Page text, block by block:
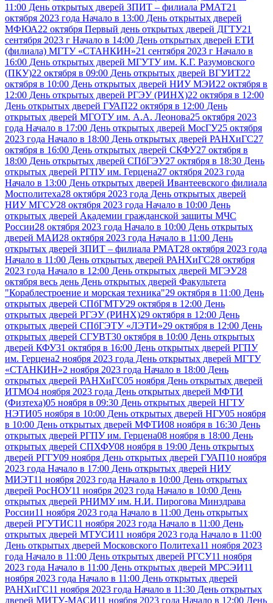
11:00 День открытых дверей ЗПИТ – филиала РМАТ21
октября 2023 года Начало в 13:00 День открытых дверей
МФЮА22 октября Первый день открытых дверей ДГТУ21
сентября 2023 г Начало в 14:00 День открытых дверей ЕТИ
(филиала) МГТУ «СТАНКИН»21 сентября 2023 г Начало в
16:00 День открытых дверей МГУТУ им. К.Г. Разумовского
(ПКУ)22 октября в 09:00 День открытых дверей ВГУИТ22
октября в 10:00 День открытых дверей НИУ МЭИ22 октября в
12:00 День открытых дверей РГЭУ (РИНХ)22 октября в 12:00
День открытых дверей ГУАП22 октября в 12:00 День
открытых дверей МГОТУ им. А.А. Леонова25 октября 2023
года Начало в 17:00 День открытых дверей МосГУ25 октября
2023 года Начало в 18:00 День открытых дверей РАНХиГС27
октября в 16:00 День открытых дверей СКФУ27 октября в
18:00 День открытых дверей СПбГЭУ27 октября в 18:30 День
открытых дверей РГПУ им. Герцена27 октября 2023 года
Начало в 13:00 День открытых дверей Ивантеевского филиала
Мосполитеха28 октября 2023 года День открытых дверей
НИУ МГСУ28 октября 2023 года Начало в 10:00 День
открытых дверей Академии гражданской защиты МЧС
России28 октября 2023 года Начало в 10:00 День открытых
дверей МАИ28 октября 2023 года Начало в 11:00 День
открытых дверей ЗПИТ – филиала РМАТ28 октября 2023 года
Начало в 11:00 День открытых дверей РАНХиГС28 октября
2023 года Начало в 12:00 День открытых дверей МГЭУ28
октября весь день День открытых дверей Факультета
"Кораблестроение и морская техника"29 октября в 11:00 День
открытых дверей СПбГМТУ29 октября в 12:00 День
открытых дверей РГЭУ (РИНХ)29 октября в 12:00 День
открытых дверей СПбГЭТУ «ЛЭТИ»29 октября в 12:00 День
открытых дверей СГУВТ30 октября в 10:00 День открытых
дверей КФУ31 октября в 16:00 День открытых дверей РГПУ
им. Герцена2 ноября 2023 года День открытых дверей МГТУ
«СТАНКИН»2 ноября 2023 года Начало в 18:00 День
открытых дверей РАНХиГС05 ноября День открытых дверей
ИТМО4 ноября 2023 года День открытых дверей МФТИ
(Физтеха)05 ноября в 09:30 День открытых дверей НГТУ
НЭТИ05 ноября в 10:00 День открытых дверей НГУ05 ноября
в 10:00 День открытых дверей МФТИ08 ноября в 16:30 День
открытых дверей РГПУ им. Герцена08 ноября в 18:00 День
открытых дверей СПХФУ08 ноября в 19:00 День открытых
дверей РГГУ09 ноября День открытых дверей ГУАП10 ноября
2023 года Начало в 17:00 День открытых дверей НИУ
МИЭТ11 ноября 2023 года Начало в 10:00 День открытых
дверей РосНОУ11 ноября 2023 года Начало в 10:00 День
открытых дверей РНИМУ им. Н.И. Пирогова Минздрава
России11 ноября 2023 года Начало в 11:00 День открытых
дверей РГУТИС11 ноября 2023 года Начало в 11:00 День
открытых дверей МТУСИ11 ноября 2023 года Начало в 11:00
День открытых дверей Московского Политеха11 ноября 2023
года Начало в 11:00 День открытых дверей РГСУ11 ноября
2023 года Начало в 11:00 День открытых дверей МРСЭИ11
ноября 2023 года Начало в 11:00 День открытых дверей
РАНХиГС11 ноября 2023 года Начало в 11:30 День открытых
дверей МИТУ-МАСИ11 ноября 2023 года Начало в 12:00 День